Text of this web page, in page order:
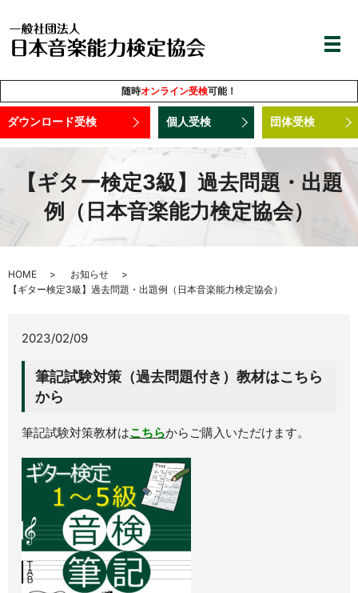
随時オンライン受検可能！
ダウンロード受検 個人受検 団体受検
【ギター検定3級】過去問題・出題
例（日本音楽能力検定協会）
HOME
お知らせ
【ギター検定3級】過去問題・出題例（日本音楽能力検定協会）
2023/02/09
筆記試験対策（過去問題付き）教材はこちら
から
筆記試験対策教材はこちらからご購入いただけます。